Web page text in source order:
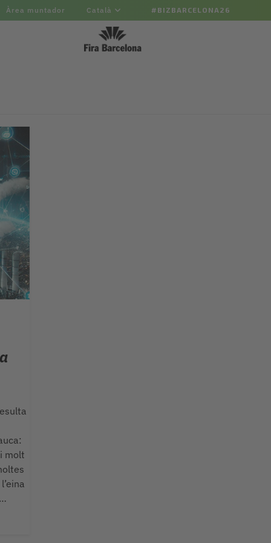
Àrea muntador Català #BIZBARCELONA26
molt